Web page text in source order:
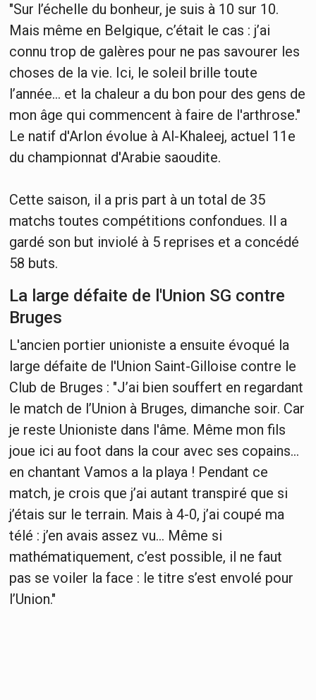
"Sur l’échelle du bonheur, je suis à 10 sur 10.
Mais même en Belgique, c’était le cas : j’ai
connu trop de galères pour ne pas savourer les
choses de la vie. Ici, le soleil brille toute
l’année… et la chaleur a du bon pour des gens de
mon âge qui commencent à faire de l'arthrose."
Le natif d'Arlon évolue à Al-Khaleej, actuel 11e
du championnat d'Arabie saoudite.
Cette saison, il a pris part à un total de 35
matchs toutes compétitions confondues. Il a
gardé son but inviolé à 5 reprises et a concédé
58 buts.
La large défaite de l'Union SG contre
Bruges
L'ancien portier unioniste a ensuite évoqué la
large défaite de l'Union Saint-Gilloise contre le
Club de Bruges : "J’ai bien souffert en regardant
le match de l’Union à Bruges, dimanche soir. Car
je reste Unioniste dans l'âme. Même mon fils
joue ici au foot dans la cour avec ses copains…
en chantant Vamos a la playa ! Pendant ce
match, je crois que j’ai autant transpiré que si
j’étais sur le terrain. Mais à 4-0, j’ai coupé ma
télé : j’en avais assez vu… Même si
mathématiquement, c’est possible, il ne faut
pas se voiler la face : le titre s’est envolé pour
l’Union."